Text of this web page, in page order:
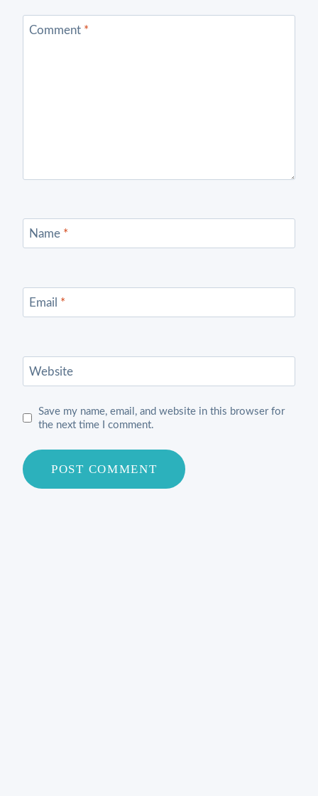
Comment *
Name *
Email *
Website
Save my name, email, and website in this browser for
the next time I comment.